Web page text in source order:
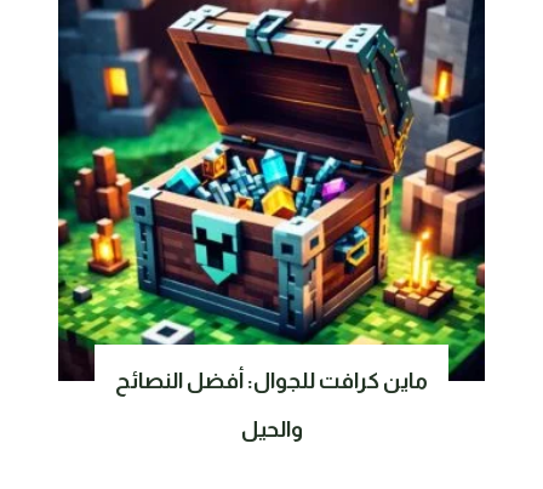
ماين كرافت للجوال: أفضل النصائح
والحيل